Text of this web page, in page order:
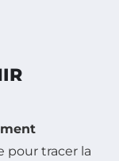
pour tracer la